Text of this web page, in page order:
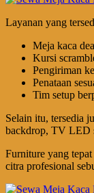
Layanan yang
Meja kaca
Kursi
Pengiriman
Penataan
Tim setup
Selain itu, tersedia
backdrop, TV LED
Furniture yang
citra profesional